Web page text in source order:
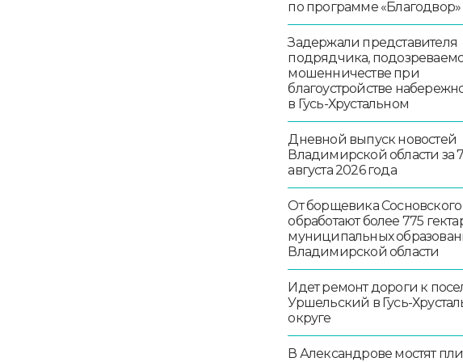
по программе «Благодвор»
Задержали представителя
подрядчика,
мошенничестве при
благоустройстве
в Гусь-Хрустальном
Дневной выпуск новостей
Владимирской области за
августа 2026 года
От борщевика Сосновского
обработают более 775
муниципальных
Владимирской области
Идет ремонт дороги к
Уршельский в Гусь-
округе
В Александрове мостят